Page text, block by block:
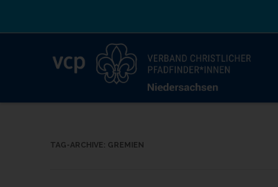
TAG-ARCHIVE: GREMIEN